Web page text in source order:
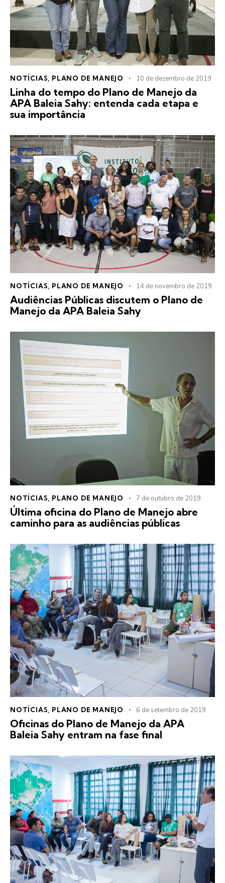
NOTÍCIAS, PLANO DE MANEJO 10 de dezembro de 2019
Linha do tempo do Plano de Manejo da
APA Baleia Sahy: entenda cada etapa e
sua importância
NOTÍCIAS, PLANO DE MANEJO 14 de novembro de 2019
Audiências Públicas discutem o Plano de
Manejo da APA Baleia Sahy
NOTÍCIAS PLANO DE MANEJO 7 de outubro de 2019
Última oficina do Plano de Manejo abre
caminho para as audiências públicas
NOTÍCIAS, PLANO DE MANEJO 6 de setembro de 2019
Oficinas do Plano de Manejo da APA
Baleia Sahy entram na fase final